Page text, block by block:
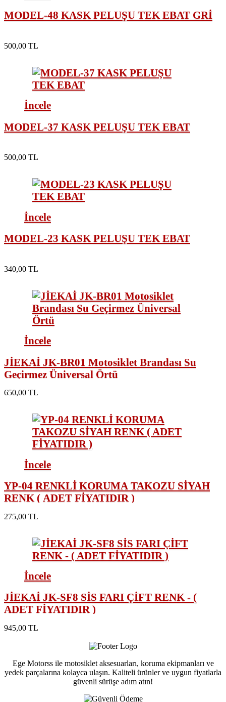
MODEL-48 KASK PELUŞU TEK EBAT GRİ
500,00 TL
İncele
MODEL-37 KASK PELUŞU TEK EBAT
500,00 TL
İncele
MODEL-23 KASK PELUŞU TEK EBAT
340,00 TL
İncele
JİEKAİ JK-BR01 Motosiklet Brandası Su
Geçirmez Üniversal Örtü
650,00 TL
İncele
YP-04 RENKLİ KORUMA TAKOZU SİYAH
RENK ( ADET FİYATIDIR )
275,00 TL
İncele
JİEKAİ JK-SF8 SİS FARI ÇİFT RENK - (
ADET FİYATIDIR )
945,00 TL
Ege Motorss ile motosiklet aksesuarları, koruma ekipmanları ve
yedek parçalarına kolayca ulaşın. Kaliteli ürünler ve uygun fiyatlarla
güvenli sürüşe adım atın!